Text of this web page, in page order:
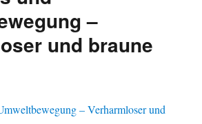
–
und braune